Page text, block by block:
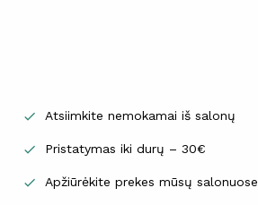
 Atsiimkite nemokamai iš salonų
 Pristatymas iki durų – 30€
 Apžiūrėkite prekes mūsų salonuose